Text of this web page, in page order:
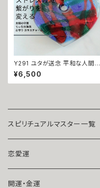
Y291 ユタが送念 平和な人間関
係 ストレス軽減 繋がりを変える
太陽の守護 てぃだの海珠 お守
り ガラスチャーム 人間関係 悩
タ 占い お守り 人間関係 開運
¥6,500
スピリチュアルマスター一覧
魔術師アリエル
悪魔術師べリアル
恋愛運
片思い
開運・金運